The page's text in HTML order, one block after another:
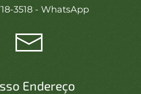
3518 - WhatsApp
Endereço